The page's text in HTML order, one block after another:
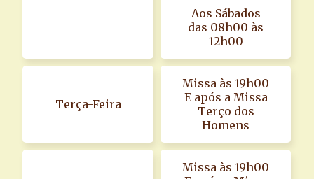
Aos Sábados
das 08h00 às
12h00
Terça-Feira
Missa às 19h00
E após a Missa
Terço dos
Homens
Missa às 19h00